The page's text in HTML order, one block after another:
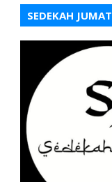
SEDEKAH JUMAT